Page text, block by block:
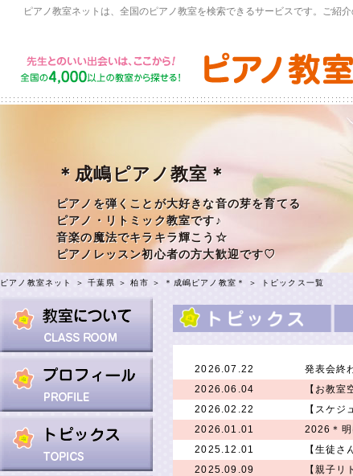
ピアノ教室ネットは、全国のピアノ教室を検索できるサービスです。ご紹
＊成嶋ピアノ教室＊
ピアノを弾くことが大好きな音の芽を育てる
ピアノ・リトミック教室です♪
音楽の魔法でキラキラ輝こう☆
ピアノレッスン初心者の方大歓迎です♡
ピアノ教室ネット ＞千葉県 ＞柏市 ＞ ＊成嶋ピアノ教室＊ ＞ トピックス一覧
2026.07.22
発表会終
2026.06.04
【お教
2026.02.22
【スケジ
2026.01.01
2026＊明
2025.12.01
【生徒
2025.09.09
【親子リ